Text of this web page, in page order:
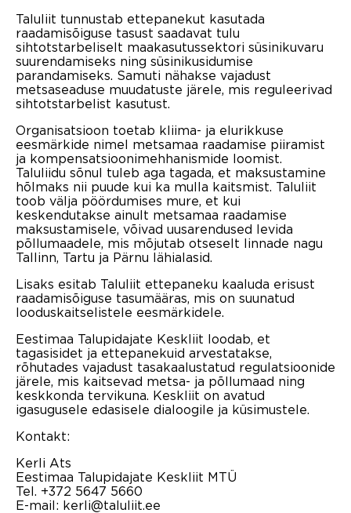
Taluliit tunnustab ettepanekut kasutada
raadamisõiguse tasust saadavat tulu
sihtotstarbeliselt maakasutussektori süsinikuvaru
suurendamiseks ning süsinikusidumise
parandamiseks. Samuti nähakse vajadust
metsaseaduse muudatuste järele, mis reguleerivad
sihtotstarbelist kasutust.
Organisatsioon toetab kliima- ja elurikkuse
eesmärkide nimel metsamaa raadamise piiramist
ja kompensatsioonimehhanismide loomist.
Taluliidu sõnul tuleb aga tagada, et maksustamine
hõlmaks nii puude kui ka mulla kaitsmist. Taluliit
toob välja pöördumises mure, et kui
keskendutakse ainult metsamaa raadamise
maksustamisele, võivad uusarendused levida
põllumaadele, mis mõjutab otseselt linnade nagu
Tallinn, Tartu ja Pärnu lähialasid.
Lisaks esitab Taluliit ettepaneku kaaluda erisust
raadamisõiguse tasumääras, mis on suunatud
looduskaitselistele eesmärkidele.
Eestimaa Talupidajate Keskliit loodab, et
tagasisidet ja ettepanekuid arvestatakse,
rõhutades vajadust tasakaalustatud regulatsioonide
järele, mis kaitsevad metsa- ja põllumaad ning
keskkonda tervikuna. Keskliit on avatud
igasugusele edasisele dialoogile ja küsimustele.
Kontakt:
Kerli Ats
Eestimaa Talupidajate Keskliit MTÜ
Tel. +372 5647 5660
E-mail: kerli@taluliit.ee